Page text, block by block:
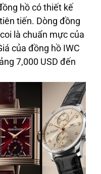
hồ có thiết kế
tiến. Dòng đồng
là chuẩn mực của
của đồng hồ IWC
7,000 USD đến